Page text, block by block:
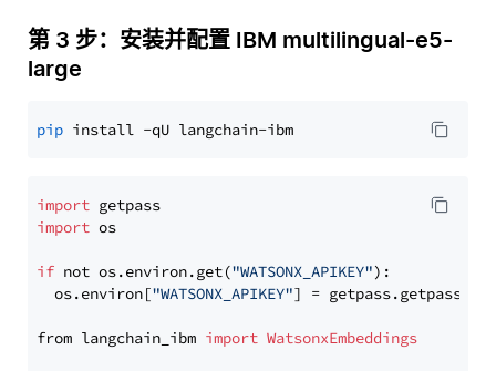
第 3 步：安装并配置 IBM multilingual-e5-
large
pip
import
import os
if not os.environ.get("WATSONX_APIKEY"):
  os.environ[
"WATSONX_APIKEY"] = getpass.getpass(
from langchain_ibm import WatsonxEmbeddings